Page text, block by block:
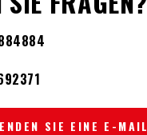
SIE EINE E-MAIL